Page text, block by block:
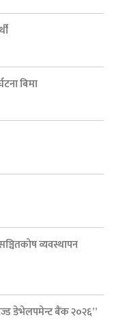
बिमा
व्यवस्थापन
डेभेलपमेन्ट बैंक २०२६”